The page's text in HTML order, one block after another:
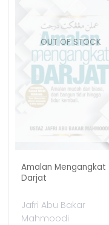
OUT OF STOCK
Amalan Mengangkat
Darjat
Jafri Abu Bakar
Mahmoodi